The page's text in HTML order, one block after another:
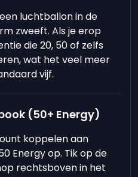
luchtballon in de
zweeft. Als je erop
die 20, 50 of zelfs
wat het veel meer
vijf.
(50+ Energy)
koppelen aan
Energy op. Tik op de
rechtsboven in het